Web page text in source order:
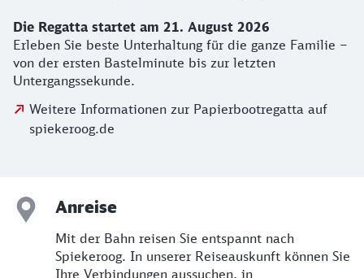
Die Regatta startet am 21. August 2026
Erleben Sie beste Unterhaltung für die ganze Familie –
von der ersten Bastelminute bis zur letzten
Untergangssekunde.
Weitere Informationen zur Papierbootregatta auf
spiekeroog.de
Anreise
Mit der Bahn reisen Sie entspannt nach
Spiekeroog. In unserer Reiseauskunft können Sie
Ihre Verbindungen aussuchen, in